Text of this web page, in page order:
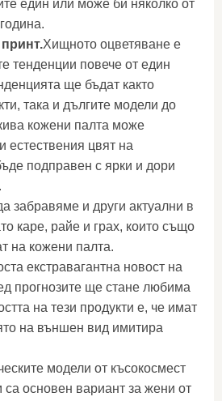
един или може би няколко от
Хищното оцветяване е
тенденции повече от един
ще бъдат както
така и дългите модели до
кожени палта може
естествения цвят на
подправен с ярки и дори
забравяме и други актуални в
каре, райе и грах, които също
на кожени палта.
екстравагантна новост на
прогнозите ще стане любима
на тези продукти е, че имат
на външен вид имитира
модели от късокосмест
са основен вариант за жени от